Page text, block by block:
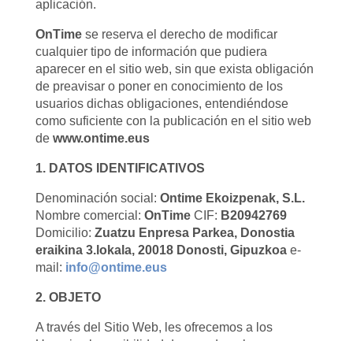
aplicación.
OnTimese reserva el derecho de modificar
cualquier tipo de información que pudiera
aparecer en el sitio web, sin que exista obligación
de preavisar o poner en conocimiento de los
usuarios dichas obligaciones, entendiéndose
como suficiente con la publicación en el sitio web
de www.ontime.eus
1. DATOS IDENTIFICATIVOS
Denominación social: Ontime Ekoizpenak, S.L.
Nombre comercial: OnTimeCIF: B20942769
Domicilio: Zuatzu Enpresa Parkea, Donostia
eraikina 3.lokala, 20018 Donosti, Gipuzkoae-
mail: info@ontime.eus
2. OBJETO
A través del Sitio Web, les ofrecemos a los